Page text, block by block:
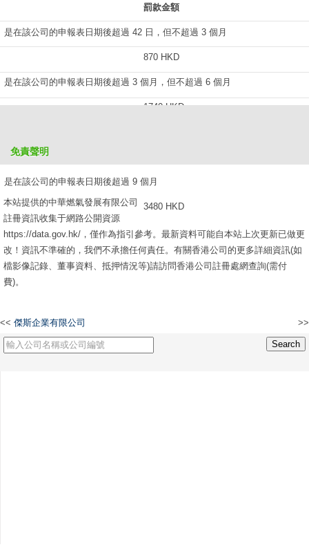
罰款金額
是在該公司的申報表日期後超過 42 日，但不超過 3 個月
870 HKD
是在該公司的申報表日期後超過 3 個月，但不超過 6 個月
1740 HKD
是在該公司的申報表日期後超過 9 個月
3480 HKD
免責聲明
本站提供的中華燃氣發展有限公司
註冊資訊收集于網路公開資源
https://data.gov.hk/，僅作為指引參考。最新資料可能自本站上次更新已做更
改！資訊不準確的，我們不承擔任何責任。有關香港公司的更多詳細資訊(如
檔影像記錄、董事資料、抵押情況等)請訪問香港公司註冊處網查詢(需付
費)。
<< 傑斯企業有限公司 >>